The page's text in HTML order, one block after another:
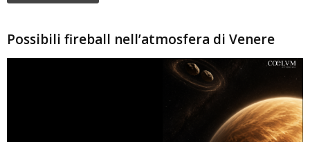
Possibili fireball nell’atmosfera di Venere